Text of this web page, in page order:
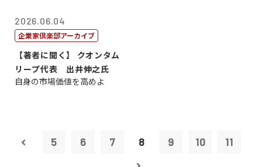
2026.06.04
企業家倶楽部アーカイブ
【著者に聞く】 クオンタム
リープ代表 出井伸之氏
自身の市場価値を高めよ
5 6 7 8 9 10 11